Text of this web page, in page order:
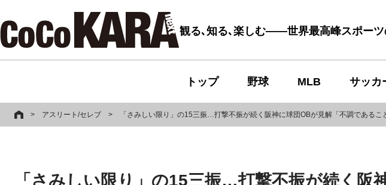
観る､知る､楽しむ――世界最高峰スポー
トップ 野球 MLB サッカ
> アスリート/セレブ > 「さみしい限り」の15三振…打撃不振が続く阪神に球団OBが見解「不調であるこ
「さみしい限り」の15三振…打撃不振が続く阪